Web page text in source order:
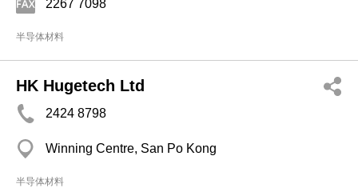
2267 7098
半导体材料
HK Hugetech Ltd
2424 8798
Winning Centre, San Po Kong
半导体材料